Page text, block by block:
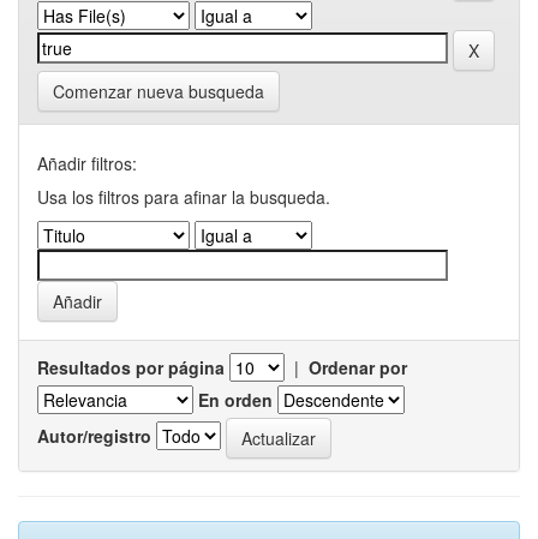
Comenzar nueva busqueda
Añadir filtros:
Usa los filtros para afinar la busqueda.
Resultados por página | Ordenar por
En orden
Autor/registro